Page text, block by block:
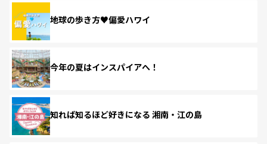
地球の歩き方♥偏愛ハワイ
今年の夏はインスパイアへ！
知れば知るほど好きになる 湘南・江の島